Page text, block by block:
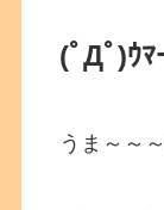
(ﾟДﾟ)ｳﾏ
うま～～